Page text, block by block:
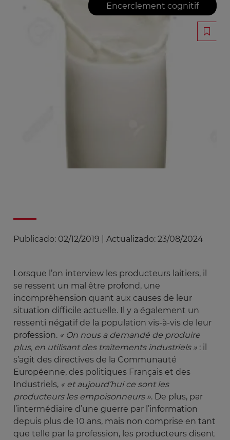
Encerclement cognitif
Publicado: 02/12/2019 Actualizado: 23/08/2024
Lorsque l’on interview les producteurs laitiers, il
se ressent un mal être profond, une
incompréhension quant aux causes de leur
situation difficile actuelle. Il y a également un
ressenti négatif de la population vis-à-vis de leur
profession. « On nous a demandé de produire
plus, en utilisant des traitements industriels » : il
s’agit des directives de la Communauté
Européenne, des politiques Français et des
Industriels, « et aujourd’hui ce sont les
producteurs les empoisonneurs ». De plus, par
l’intermédiaire d’une guerre par l’information
depuis plus de 10 ans, mais non comprise en tant
que telle par la profession, les producteurs disent